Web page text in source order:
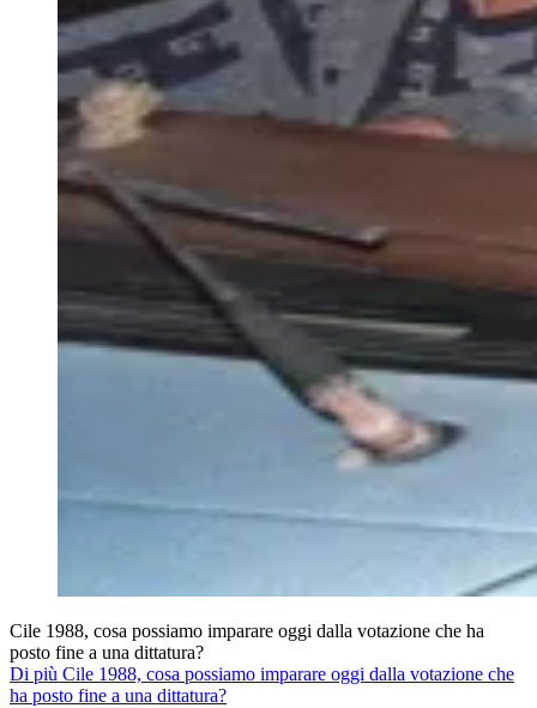
Cile 1988, cosa possiamo imparare oggi dalla votazione che ha
posto fine a una dittatura?
Di più Cile 1988, cosa possiamo imparare oggi dalla votazione che
ha posto fine a una dittatura?